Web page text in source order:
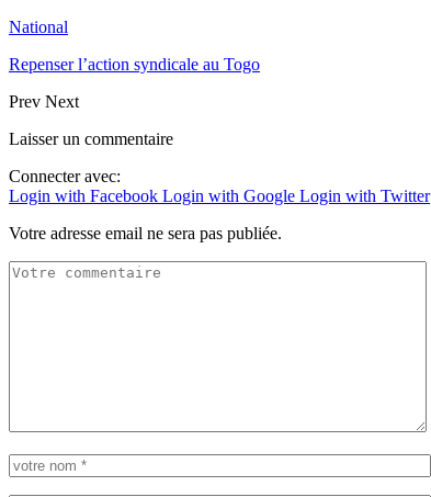
National
Repenser l’action syndicale au Togo
Prev Next
Laisser un commentaire
Connecter avec:
Login with Facebook Login with Google Login with Twitter
Votre adresse email ne sera pas publiée.